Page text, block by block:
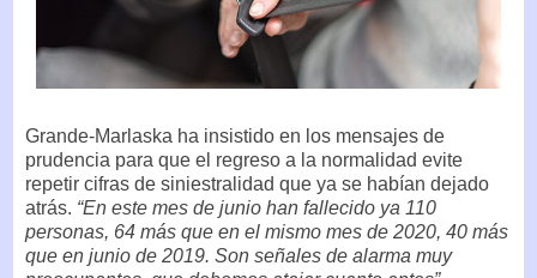
Grande-Marlaska ha insistido en los mensajes de
prudencia para que el regreso a la normalidad evite
repetir cifras de siniestralidad que ya se habían dejado
atrás. “En este mes de junio han fallecido ya 110
personas, 64 más que en el mismo mes de 2020, 40 más
que en junio de 2019. Son señales de alarma muy